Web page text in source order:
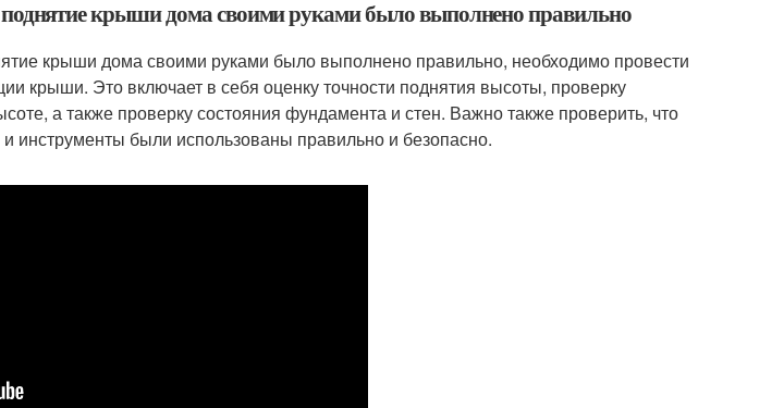
поднятие крыши дома своими руками было выполнено правильно
крыши дома своими руками было выполнено правильно, необходимо провести
крыши. Это включает в себя оценку точности поднятия высоты, проверку
а также проверку состояния фундамента и стен. Важно также проверить, что
инструменты были использованы правильно и безопасно.